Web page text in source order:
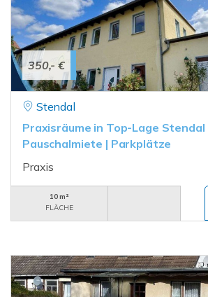
350,- €
Stendal
Praxisräume in Top-Lage Stendal
Pauschalmiete | Parkplätze
Praxis
10 m²
FLÄCHE